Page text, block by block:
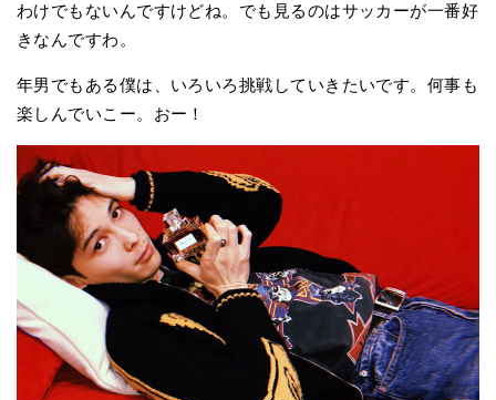
わけでもないんですけどね。でも見るのはサッカーが一番好
きなんですわ。
年男でもある僕は、いろいろ挑戦していきたいです。何事も
楽しんでいこー。おー！